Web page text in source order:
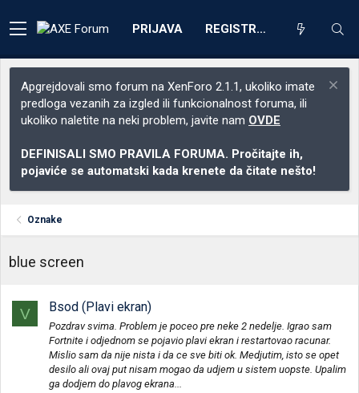
PRIJAVA REGISTRACIJA
Apgrejdovali smo forum na XenForo 2.1.1, ukoliko imate
predloga vezanih za izgled ili funkcionalnost foruma, ili
ukoliko naletite na neki problem, javite nam OVDE
DEFINISALI SMO PRAVILA FORUMA. Pročitajte ih,
pojaviće se automatski kada krenete da čitate nešto!
Oznake
blue screen
V Bsod (Plavi ekran)
Pozdrav svima. Problem je poceo pre neke 2 nedelje. Igrao sam
Fortnite i odjednom se pojavio plavi ekran i restartovao racunar.
Mislio sam da nije nista i da ce sve biti ok. Medjutim, isto se opet
desilo ali ovaj put nisam mogao da udjem u sistem uopste. Upalim
ga dodjem do plavog ekrana...